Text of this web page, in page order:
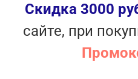
Скидка 3000
сайте, при